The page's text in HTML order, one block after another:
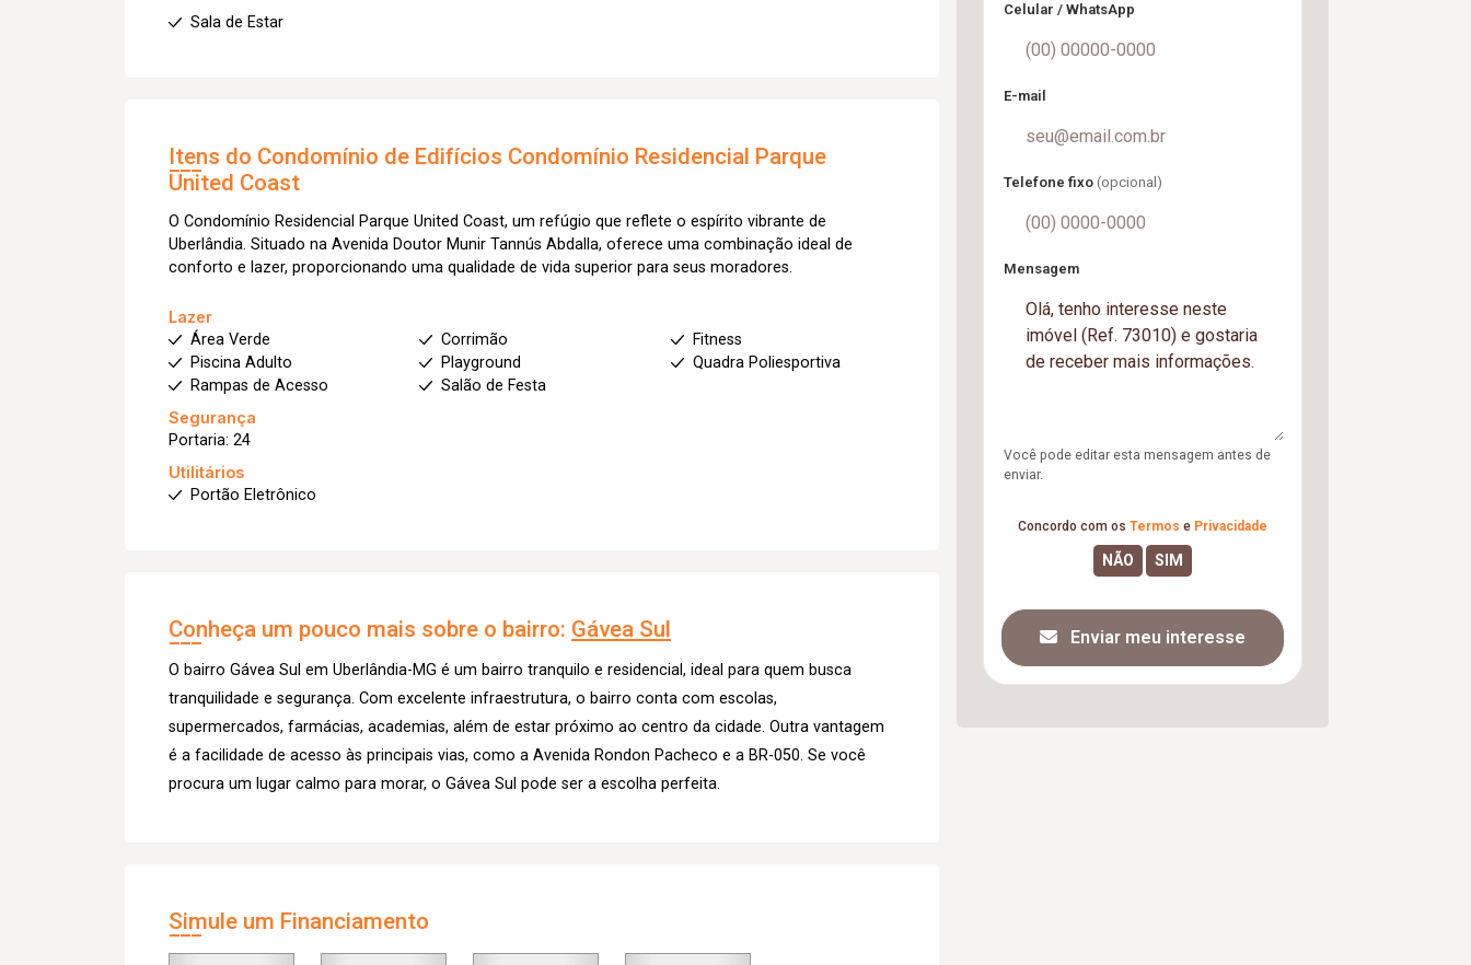
Sala de Estar
Itens do Condomínio de Edifícios Condomínio Residencial Parque
United Coast
O Condomínio Residencial Parque United Coast, um refúgio que reflete o espírito vibrante de
Uberlândia. Situado na Avenida Doutor Munir Tannús Abdalla, oferece uma combinação ideal de
conforto e lazer, proporcionando uma qualidade de vida superior para seus moradores.
Lazer
Área Verde
Corrimão
Fitness
Piscina Adulto
Playground
Quadra Poliesportiva
Rampas de Acesso
Salão de Festa
Segurança
Portaria: 24
Utilitários
Portão Eletrônico
Conheça um pouco mais sobre o bairro: Gávea Sul
O bairro Gávea Sul em Uberlândia-MG é um bairro tranquilo e residencial, ideal para quem busca
tranquilidade e segurança. Com excelente infraestrutura, o bairro conta com escolas,
supermercados, farmácias, academias, além de estar próximo ao centro da cidade. Outra vantagem
é a facilidade de acesso às principais vias, como a Avenida Rondon Pacheco e a BR-050. Se você
procura um lugar calmo para morar, o Gávea Sul pode ser a escolha perfeita.
Simule um Financiamento
Celular / WhatsApp
E-mail
Telefone fixo (opcional)
Mensagem
Você pode editar esta mensagem antes de
enviar.
Concordo com os Termos e Privacidade
Enviar meu interesse